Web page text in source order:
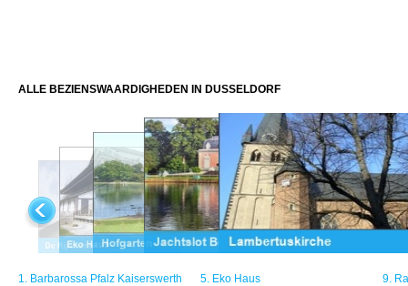
ALLE BEZIENSWAARDIGHEDEN IN DUSSELDORF
1. Barbarossa Pfalz Kaiserswerth
5. Eko Haus
9.